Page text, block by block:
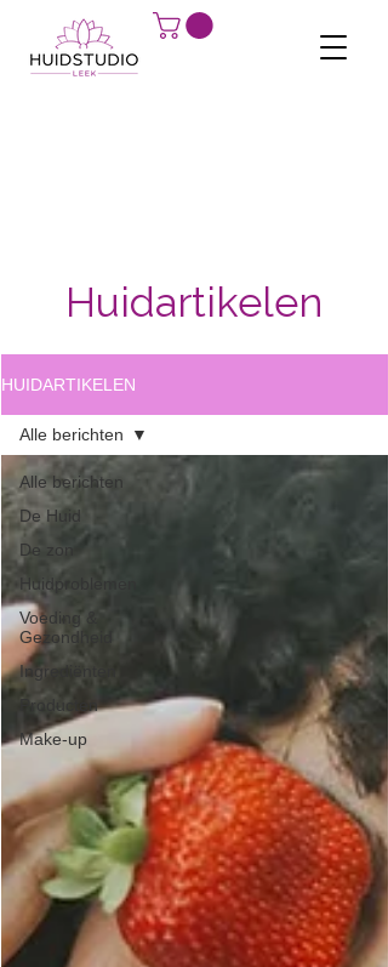
Huidartikelen
HUIDARTIKELEN
Alle berichten
De Huid
De zon
Huidproblemen
Voeding &
Gezondheid
Ingrediënten
Producten
Make-up
Alle berichten